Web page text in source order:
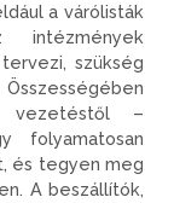
a várólisták
szükség
vezetéstől –
folyamatosan
és tegyen meg
A beszállítók,